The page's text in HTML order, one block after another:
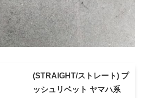
(STRAIGHT/ストレート) プ
ッシュリベット ヤマハ系